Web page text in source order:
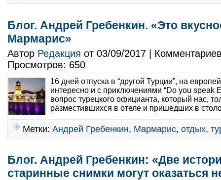
Блог. Андрей Гребенкин. «Это
Мармарис»
Автор Редакция от 03/09/2017 |
Просмотров: 650
16 дней отпуска в “другой Турции”, на
интересно и с приключениями “Do you speak
вопрос турецкого официанта, который нас,
разместившихся в отеле и пришедших в
Метки: Андрей Гребенкин, Мармарис, отдых,
Блог. Андрей Гребенкин: «Две
старинные снимки могут оказаться